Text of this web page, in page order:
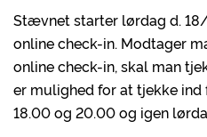
Stævnet starter lørdag d.
online check-in. Modtager
online check-in, skal man
er mulighed for at tjekke ind
18.00 og 20.00 og igen